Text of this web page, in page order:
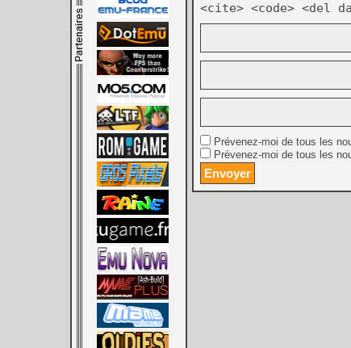
<cite> <code> <del
Prévenez-moi de tous les
Prévenez-moi de tous les